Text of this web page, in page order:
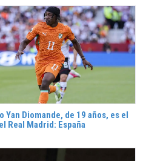
Yan Diomande, de 19 años, es el
Real Madrid: España